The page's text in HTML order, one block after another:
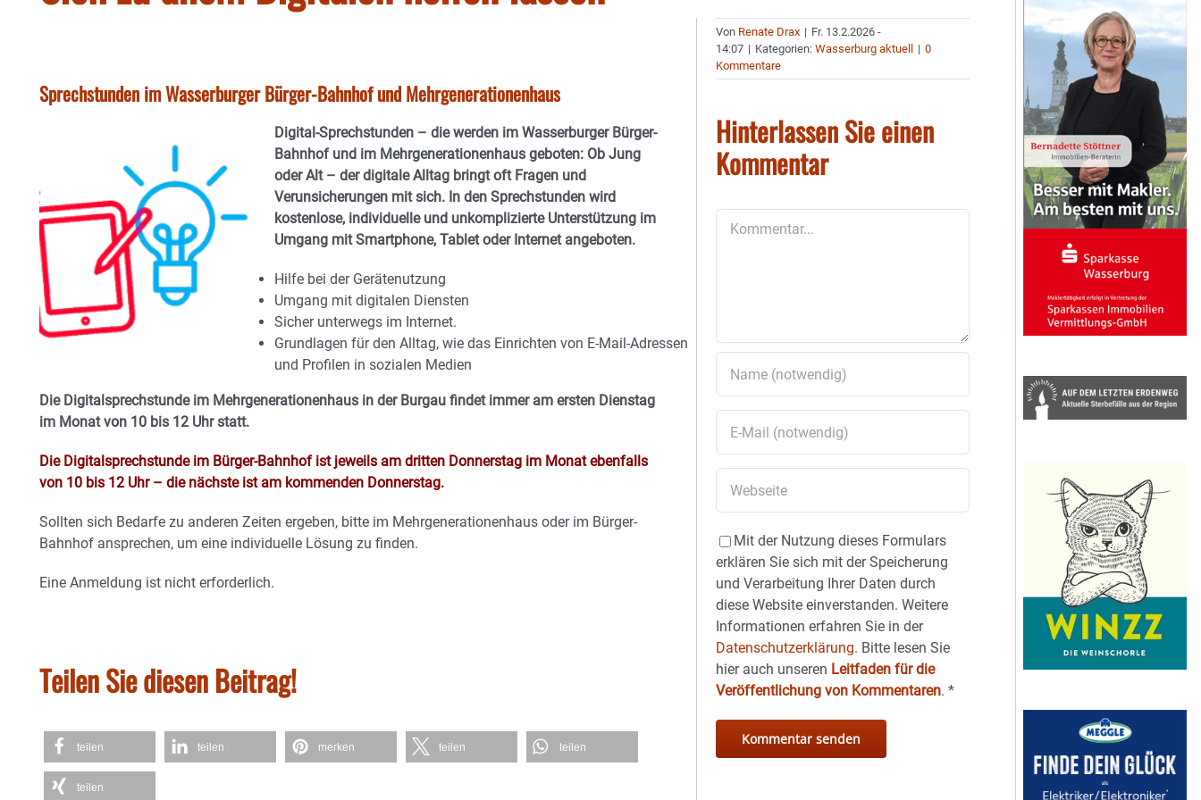
Sprechstunden im Wasserburger Bürger-Bahnhof und Mehrgenerationenhaus
Digital-Sprechstunden – die werden im Wasserburger Bürger-
Bahnhof und im Mehrgenerationenhaus geboten: Ob Jung
oder Alt – der digitale Alltag bringt oft Fragen und
Verunsicherungen mit sich. In den Sprechstunden wird
kostenlose, individuelle und unkomplizierte Unterstützung im
Umgang mit Smartphone, Tablet oder Internet angeboten.
Hilfe bei der Gerätenutzung
Umgang mit digitalen Diensten
Sicher unterwegs im Internet.
Grundlagen für den Alltag, wie das Einrichten von E-Mail-Adressen
und Profilen in sozialen Medien
Die Digitalsprechstunde im Mehrgenerationenhaus in der Burgau findet immer am ersten Dienstag
im Monat von 10 bis 12 Uhr statt.
Die Digitalsprechstunde im Bürger-Bahnhof ist jeweils am dritten Donnerstag im Monat ebenfalls
von 10 bis 12 Uhr – die nächste ist am kommenden Donnerstag.
Sollten sich Bedarfe zu anderen Zeiten ergeben, bitte im Mehrgenerationenhaus oder im Bürger-
Bahnhof ansprechen, um eine individuelle Lösung zu finden.
Eine Anmeldung ist nicht erforderlich.
Teilen Sie diesen Beitrag!
teilen teilen merken teilen teilen
teilen
Von Renate Drax | Fr. 13.2.2026 -
14:07 | Kategorien:Wasserburg aktuell | 0
Kommentare
Hinterlassen Sie einen
Kommentar
Mit der Nutzung dieses Formulars
erklären Sie sich mit der Speicherung
und Verarbeitung Ihrer Daten durch
diese Website einverstanden. Weitere
Informationen erfahren Sie in der
Datenschutzerklärung. Bitte lesen Sie
hier auch unseren Leitfaden für die
Veröffentlichung von Kommentaren.*